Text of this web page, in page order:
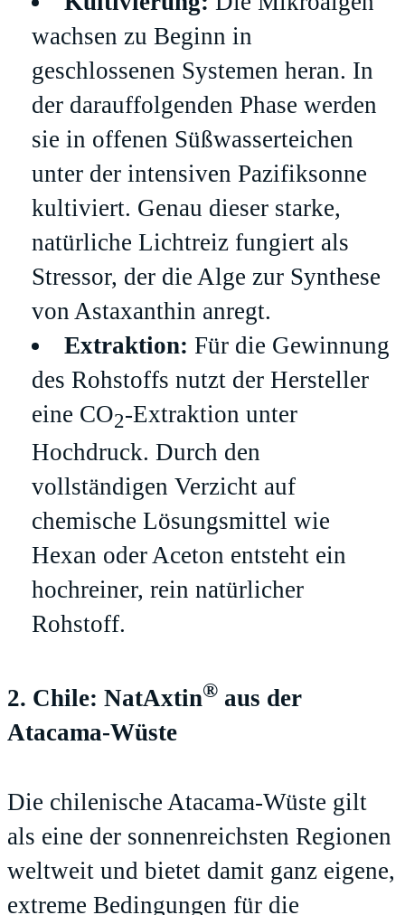
wachsen zu Beginn in
geschlossenen Systemen heran. In
der darauffolgenden Phase werden
sie in offenen Süßwasserteichen
unter der intensiven Pazifiksonne
kultiviert. Genau dieser starke,
natürliche Lichtreiz fungiert als
Stressor, der die Alge zur Synthese
von Astaxanthin anregt.
Extraktion: Für die Gewinnung
des Rohstoffs nutzt der Hersteller
eine CO2-Extraktion unter
Hochdruck. Durch den
vollständigen Verzicht auf
chemische Lösungsmittel wie
Hexan oder Aceton entsteht ein
hochreiner, rein natürlicher
Rohstoff.
2. Chile: NatAxtin® aus der
Atacama-Wüste
Die chilenische Atacama-Wüste gilt
als eine der sonnenreichsten Regionen
weltweit und bietet damit ganz eigene,
extreme Bedingungen für die